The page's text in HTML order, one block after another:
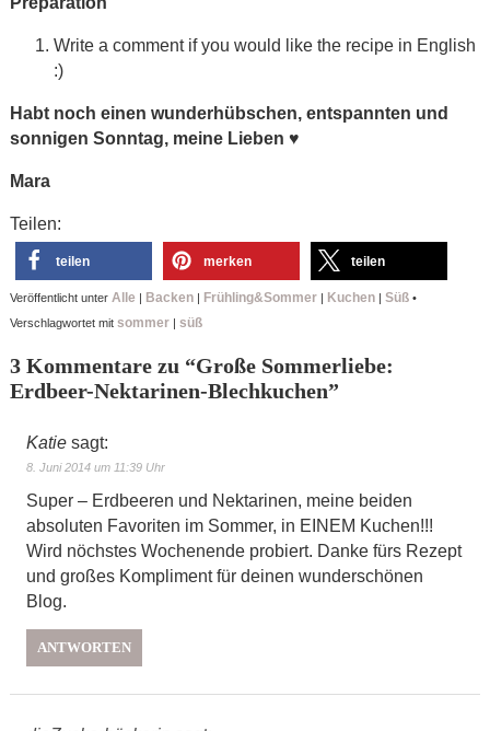
Write a comment if you would like the recipe in English
:)
Habt noch einen wunderhübschen, entspannten und
sonnigen Sonntag, meine Lieben ♥
Mara
Teilen:
teilen merken teilen
Veröffentlicht unter Alle | Backen| Frühling&Sommer| Kuchen| Süß•
Verschlagwortet mit sommer| süß
3 Kommentare zu “Große Sommerliebe:
Erdbeer-Nektarinen-Blechkuchen”
Katie sagt:
8. Juni 2014 um 11:39 Uhr
Super – Erdbeeren und Nektarinen, meine beiden
absoluten Favoriten im Sommer, in EINEM Kuchen!!!
Wird nöchstes Wochenende probiert. Danke fürs Rezept
und großes Kompliment für deinen wunderschönen
Blog.
ANTWORTEN